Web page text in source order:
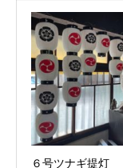
６号ツナギ提灯